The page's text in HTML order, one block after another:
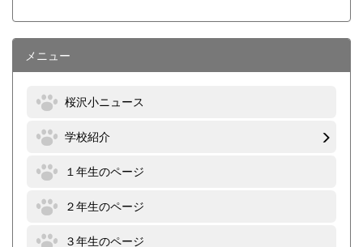
メニュー
桜沢小ニュース
学校紹介
１年生のページ
２年生のページ
３年生のページ